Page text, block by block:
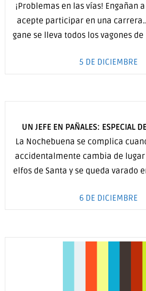
¡Problemas en las vías! Engañan
acepte participar en una
gane se lleva todos los vagones de
5 DE DICIEMBRE
UN JEFE EN PAÑALES: ESPECIAL
La Nochebuena se complica
accidentalmente cambia de lugar
elfos de Santa y se queda varado
6 DE DICIEMBRE